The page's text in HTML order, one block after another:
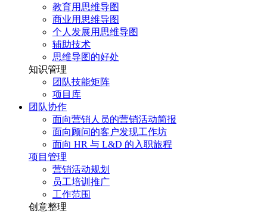
教育用思维导图
商业用思维导图
个人发展用思维导图
辅助技术
思维导图的好处
知识管理
团队技能矩阵
项目库
团队协作
面向营销人员的营销活动简报
面向顾问的客户发现工作坊
面向 HR 与 L&D 的入职旅程
项目管理
营销活动规划
员工培训推广
工作范围
创意整理